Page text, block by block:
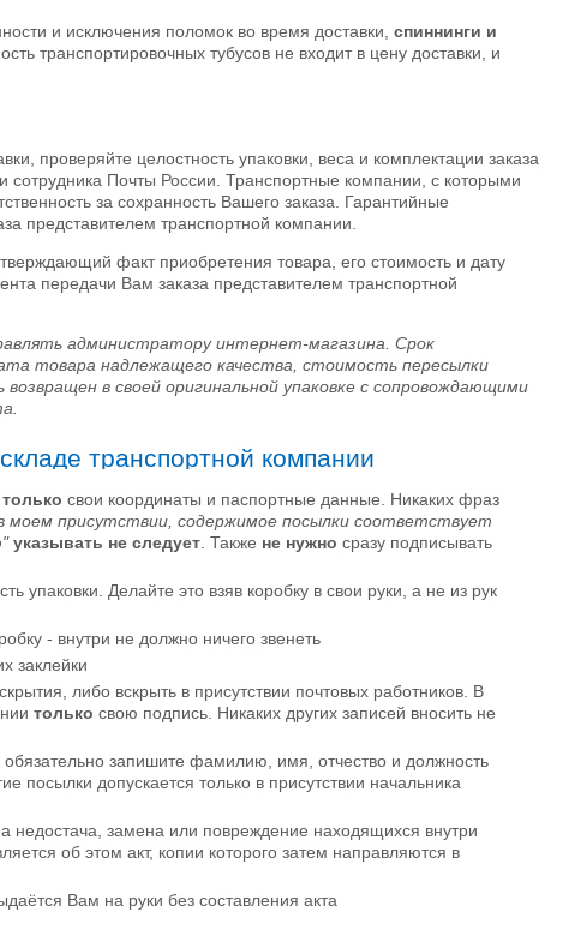
и исключения поломок во время доставки, спиннинги и
транспортировочных тубусов не входит в цену доставки, и
проверяйте целостность упаковки, веса и комплектации заказа
сотрудника Почты России. Транспортные компании, с которыми
за сохранность Вашего заказа. Гарантийные
представителем транспортной компании.
факт приобретения товара, его стоимость и дату
передачи Вам заказа представителем транспортной
администратору интернет-магазина. Срок
товара надлежащего качества, стоимость пересылки
в своей оригинальной упаковке с сопровождающими
транспортной компании
только свои координаты и паспортные данные. Никаких фраз
моем присутствии, содержимое посылки соответствует
указывать не следует . Также не нужно сразу подписывать
упаковки. Делайте это взяв коробку в свои руки, а не из рук
- внутри не должно ничего звенеть
заклейки
либо вскрыть в присутствии почтовых работников. В
только свою подпись. Никаких других записей вносить не
запишите фамилию, имя, отчество и должность
посылки допускается только в присутствии начальника
недостача, замена или повреждение находящихся внутри
об этом акт, копии которого затем направляются в
Вам на руки без составления акта